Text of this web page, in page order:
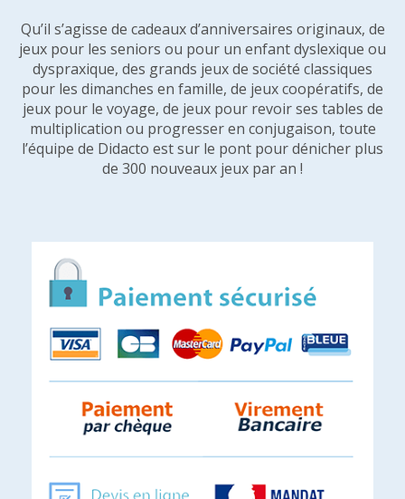
Qu’il s’agisse de cadeaux d’anniversaires originaux, de
jeux pour les seniors ou pour un enfant dyslexique ou
dyspraxique, des grands jeux de société classiques
pour les dimanches en famille, de jeux coopératifs, de
jeux pour le voyage, de jeux pour revoir ses tables de
multiplication ou progresser en conjugaison, toute
l’équipe de Didacto est sur le pont pour dénicher plus
de 300 nouveaux jeux par an !